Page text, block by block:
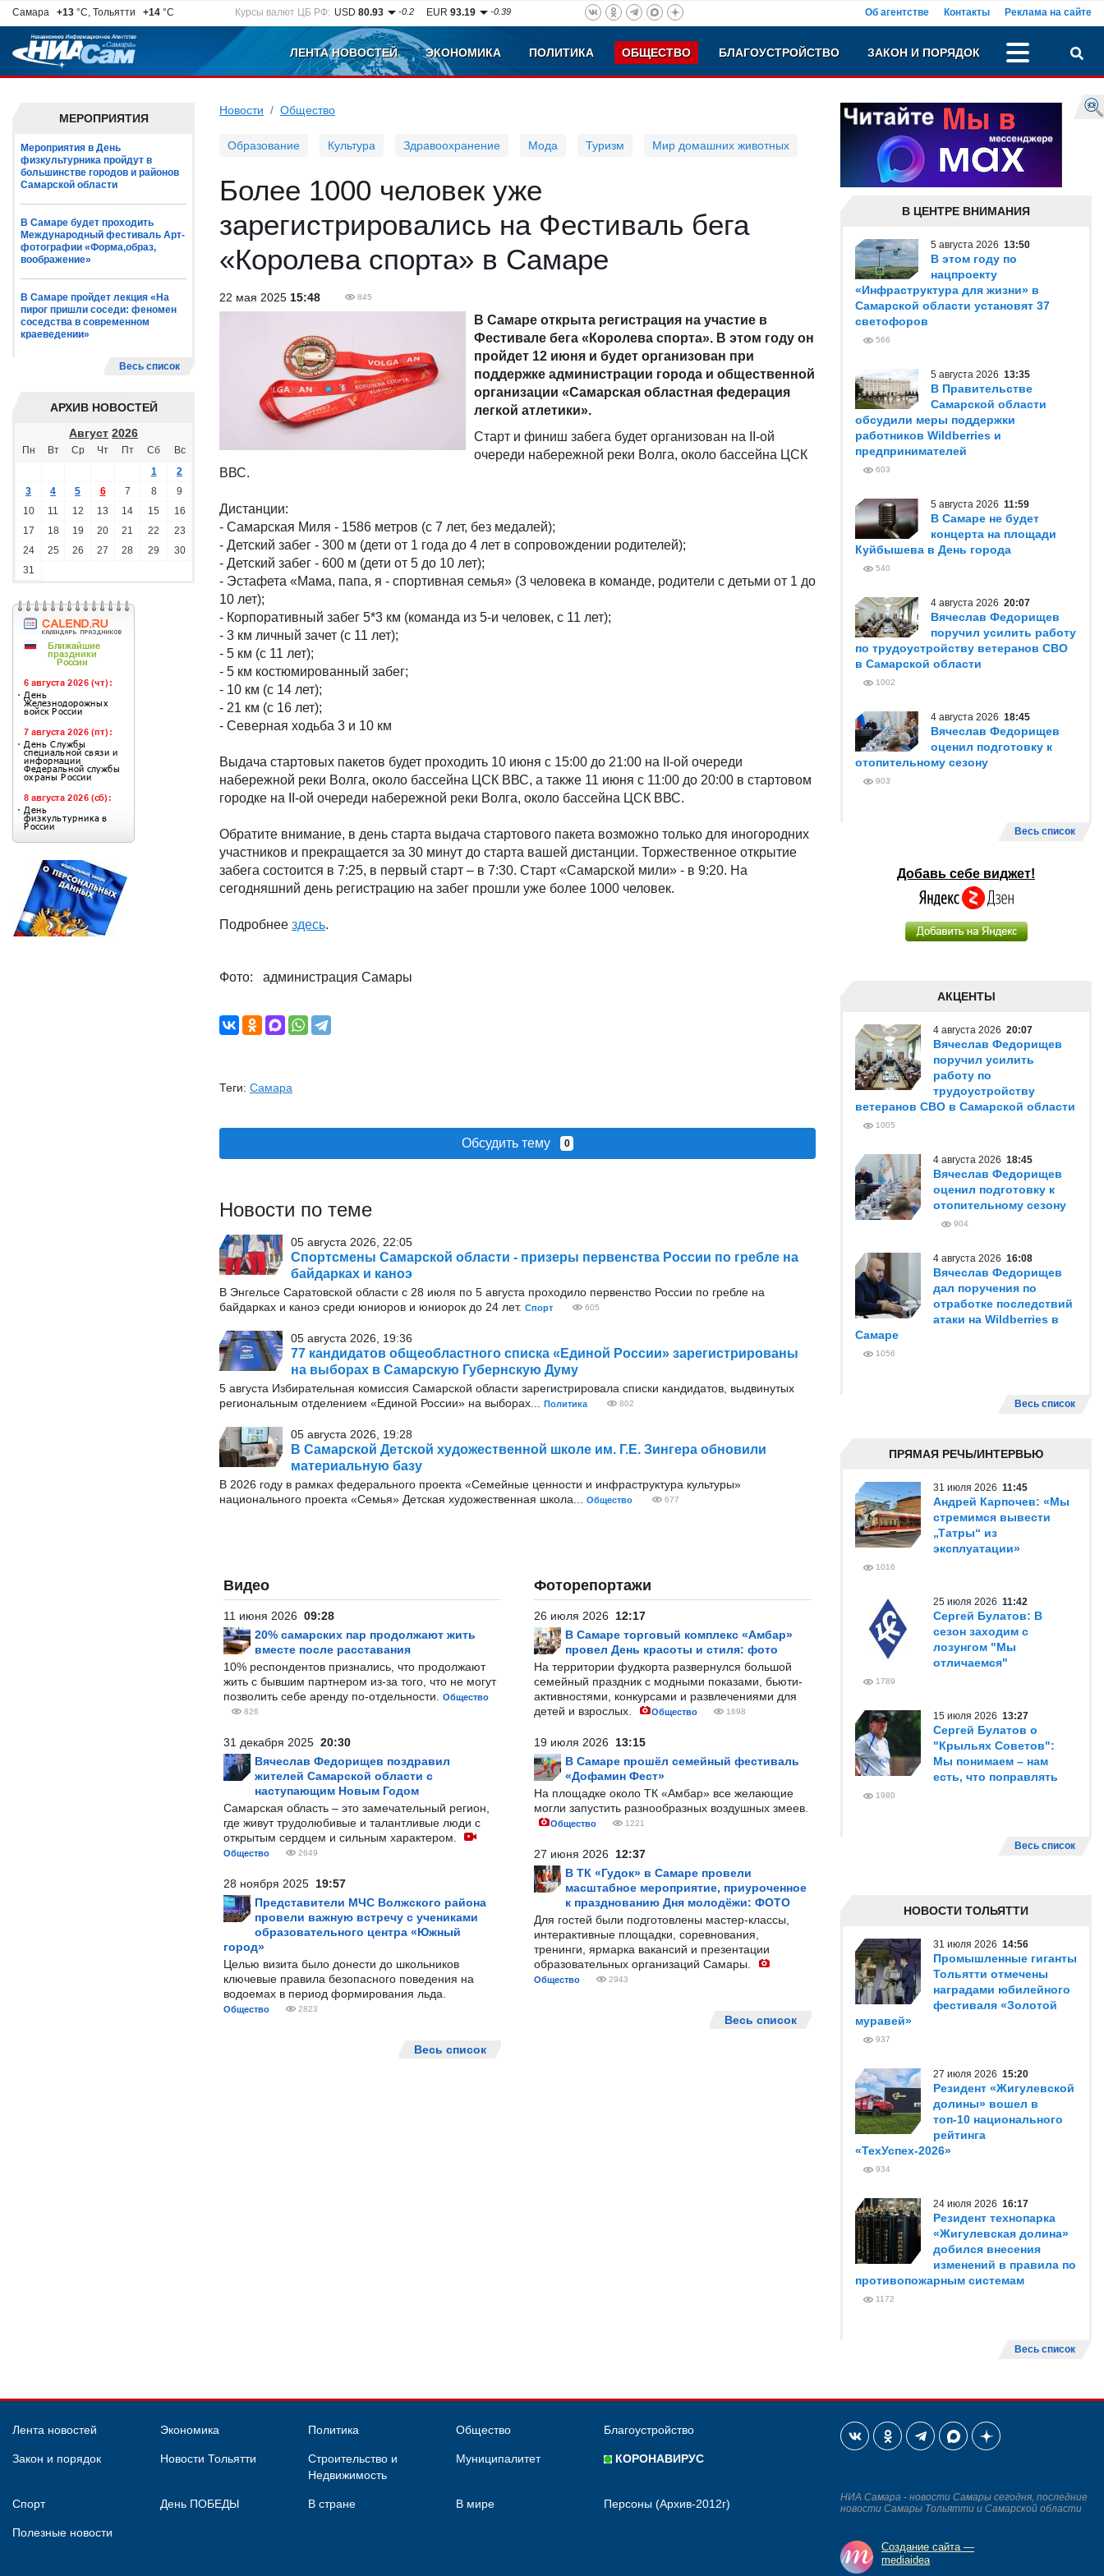
Самара +13 °C, Тольятти +14 °C Курсы валют ЦБ РФ: USD80.93 -0.2 EUR93.19 -0.39 Об агентстве Контакты Реклама на сайте
ЛЕНТА НОВОСТЕЙ ЭКОНОМИКА ПОЛИТИКА ОБЩЕСТВО БЛАГОУСТРОЙСТВО ЗАКОН И ПОРЯДОК
МЕРОПРИЯТИЯ
Мероприятия в День
физкультурника пройдут в
большинстве городов и районов
Самарской области
В Самаре будет проходить
Международный фестиваль Арт-
фотографии «Форма,образ,
воображение»
В Самаре пройдет лекция «На
пирог пришли соседи: феномен
соседства в современном
краеведении»
Весь список
АРХИВ НОВОСТЕЙ
Август 2026
Пн Вт Ср Чт Пт Сб
Вс
1
2
3
4 5 6 7 8
9
10
11 12 13 14 15
16
17
18 19 20 21 22
23
24
25 26 27 28 29
30
31
Новости Общество
Образование Культура Здравоохранение Мода Туризм Мир домашних животных
Более 1000 человек уже
зарегистрировались на Фестиваль бега
«Королева спорта» в Самаре
22 мая 2025 15:48 845
В Самаре открыта регистрация на участие в
Фестивале бега «Королева спорта». В этом году он
пройдет 12 июня и будет организован при
поддержке администрации города и общественной
организации «Самарская областная федерация
легкой атлетики».
Старт и финиш забега будет организован на II-ой
очереди набережной реки Волга, около бассейна ЦСК
ВВС.
Дистанции:
- Самарская Миля - 1586 метров (с 7 лет, без медалей);
- Детский забег - 300 м (дети от 1 года до 4 лет в сопровождении родителей);
- Детский забег - 600 м (дети от 5 до 10 лет);
- Эстафета «Мама, папа, я - спортивная семья» (3 человека в команде, родители с детьми от 1 до
10 лет);
- Корпоративный забег 5*3 км (команда из 5-и человек, с 11 лет);
- 3 км личный зачет (с 11 лет);
- 5 км (с 11 лет);
- 5 км костюмированный забег;
- 10 км (с 14 лет);
- 21 км (с 16 лет);
- Северная ходьба 3 и 10 км
Выдача стартовых пакетов будет проходить 10 июня с 15:00 до 21:00 на II-ой очереди
набережной реки Волга, около бассейна ЦСК ВВС, а также 11 июня с 11:00 до 20:00 в стартовом
городке на II-ой очереди набережной реки Волга, около бассейна ЦСК ВВС.
Обратите внимание, в день старта выдача стартового пакета возможно только для иногородних
участников и прекращается за 30 минут до старта вашей дистанции. Торжественное открытие
забега состоится в 7:25, в первый старт – в 7:30. Старт «Самарской мили» - в 9:20. На
сегодняшний день регистрацию на забег прошли уже более 1000 человек.
Подробнее здесь.
Фото: администрация Самары
Теги: Самара
Обсудить тему 0
Новости по теме
05 августа 2026, 22:05
Спортсмены Самарской области - призеры первенства России по гребле на
байдарках и каноэ
В Энгельсе Саратовской области с 28 июля по 5 августа проходило первенство России по гребле на
байдарках и каноэ среди юниоров и юниорок до 24 лет. Спорт 605
05 августа 2026, 19:36
77 кандидатов общеобластного списка «Единой России» зарегистрированы
на выборах в Самарскую Губернскую Думу
5 августа Избирательная комиссия Самарской области зарегистрировала списки кандидатов, выдвинутых
региональным отделением «Единой России» на выборах...
Политика 802
05 августа 2026, 19:28
В Самарской Детской художественной школе им. Г.Е. Зингера обновили
материальную базу
В 2026 году в рамках федерального проекта «Семейные ценности и инфраструктура культуры»
национального проекта «Семья» Детская художественная школа...
Общество 677
Видео
11 июня 2026 09:28
20% самарских пар продолжают жить
вместе после расставания
10% респондентов признались, что продолжают
жить с бывшим партнером из-за того, что не могут
позволить себе аренду по-отдельности.
Общество
826
31 декабря 2025 20:30
Вячеслав Федорищев поздравил
жителей Самарской области с
наступающим Новым Годом
Самарская область – это замечательный регион,
где живут трудолюбивые и талантливые люди с
открытым сердцем и сильным характером.
Общество 2649
28 ноября 2025 19:57
Представители МЧС Волжского района
провели важную встречу с учениками
образовательного центра «Южный
город»
Целью визита было донести до школьников
ключевые правила безопасного поведения на
водоемах в период формирования льда.
Общество 2823
Весь список
Фоторепортажи
26 июля 2026 12:17
В Самаре торговый комплекс «Амбар»
провел День красоты и стиля: фото
На территории фудкорта развернулся большой
семейный праздник с модными показами, бьюти-
активностями, конкурсами и развлечениями для
детей и взрослых.
Общество 1698
19 июля 2026 13:15
В Самаре прошёл семейный фестиваль
«Дофамин Фест»
На площадке около ТК «Амбар» все желающие
могли запустить разнообразных воздушных змеев.
Общество 1221
27 июня 2026 12:37
В ТК «Гудок» в Самаре провели
масштабное мероприятие, приуроченное
к празднованию Дня молодёжи: ФОТО
Для гостей были подготовлены мастер-классы,
интерактивные площадки, соревнования,
тренинги, ярмарка вакансий и презентации
образовательных организаций Самары.
Общество 2943
Весь список
В ЦЕНТРЕ ВНИМАНИЯ
5 августа 2026 13:50
В этом году по
нацпроекту
«Инфраструктура для жизни» в
Самарской области установят 37
светофоров
566
5 августа 2026 13:35
В Правительстве
Самарской области
обсудили меры поддержки
работников Wildberries и
предпринимателей
603
5 августа 2026 11:59
В Самаре не будет
концерта на площади
Куйбышева в День города
540
4 августа 2026 20:07
Вячеслав Федорищев
поручил усилить работу
по трудоустройству ветеранов СВО
в Самарской области
1002
4 августа 2026 18:45
Вячеслав Федорищев
оценил подготовку к
отопительному сезону
903
Весь список
Добавь себе виджет!
АКЦЕНТЫ
4 августа 2026 20:07
Вячеслав Федорищев
поручил усилить
работу по
трудоустройству
ветеранов СВО в Самарской области
1005
4 августа 2026 18:45
Вячеслав Федорищев
оценил подготовку к
отопительному сезону
904
4 августа 2026 16:08
Вячеслав Федорищев
дал поручения по
отработке последствий
атаки на Wildberries в
Самаре
1056
Весь список
ПРЯМАЯ РЕЧЬ/ИНТЕРВЬЮ
31 июля 2026 11:45
Андрей Карпочев: «Мы
стремимся вывести
„Татры“ из
эксплуатации»
1016
25 июля 2026 11:42
Сергей Булатов: В
сезон заходим с
лозунгом "Мы
отличаемся"
1789
15 июля 2026 13:27
Сергей Булатов о
"Крыльях Советов":
Мы понимаем – нам
есть, что поправлять
1980
Весь список
НОВОСТИ ТОЛЬЯТТИ
31 июля 2026 14:56
Промышленные гиганты
Тольятти отмечены
наградами юбилейного
фестиваля «Золотой
муравей»
937
27 июля 2026 15:20
Резидент «Жигулевской
долины» вошел в
топ-10 национального
рейтинга
«ТехУспех-2026»
934
24 июля 2026 16:17
Резидент технопарка
«Жигулевская долина»
добился внесения
изменений в правила по
противопожарным системам
1172
Весь список
Лента новостей Экономика Политика Общество Благоустройство
Закон и порядок Новости Тольятти
Строительство и
Недвижимость
Муниципалитет КОРОНАВИРУС
Спорт День ПОБЕДЫ В стране В мире Персоны (Архив-2012г)
Полезные новости
НИА Самара - новости Самары сегодня, последние
новости Самары Тольятти и Самарской области
Создание сайта —
mediaidea